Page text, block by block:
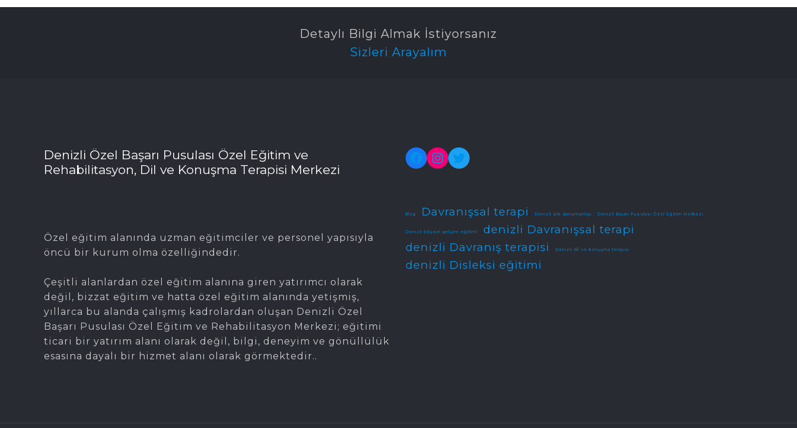
Detaylı Bilgi Almak İstiyorsanız
Sizleri Arayalım
Denizli Özel Başarı Pusulası Özel Eğitim ve
Rehabilitasyon, Dil ve Konuşma Terapisi Merkezi
Özel eğitim alanında uzman eğitimciler ve personel yapısıyla
öncü bir kurum olma özelliğindedir.
Çeşitli alanlardan özel eğitim alanına giren yatırımcı olarak
değil, bizzat eğitim ve hatta özel eğitim alanında yetişmiş,
yıllarca bu alanda çalışmış kadrolardan oluşan Denizli Özel
Başarı Pusulası Özel Eğitim ve Rehabilitasyon Merkezi; eğitimi
ticari bir yatırım alanı olarak değil, bilgi, deneyim ve gönüllülük
esasına dayalı bir hizmet alanı olarak görmektedir..
Facebook
Instagram
Twitter
Blog Davranışsal terapi Denizli aile danışmanlığı Denizli Başarı Pusulası Özel Eğitim Merkezi
Denizli bilişsel gelişim eğitimi
denizli Davranışsal terapi
denizli Davranış terapisi
Denizli dil ve konuşma terapisi
denizli Disleksi eğitimi